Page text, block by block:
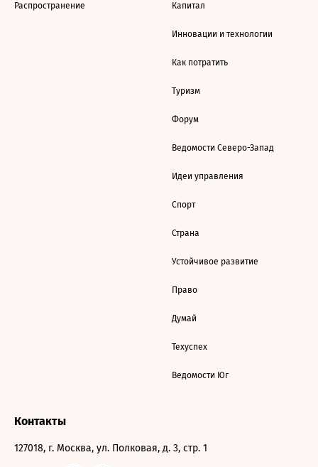
Распространение Капитал
Инновации и технологии
Как потратить
Туризм
Форум
Ведомости Северо-Запад
Идеи управления
Спорт
Страна
Устойчивое развитие
Право
Думай
Техуспех
Ведомости Юг
Контакты
127018, г. Москва, ул. Полковая, д. 3, стр. 1